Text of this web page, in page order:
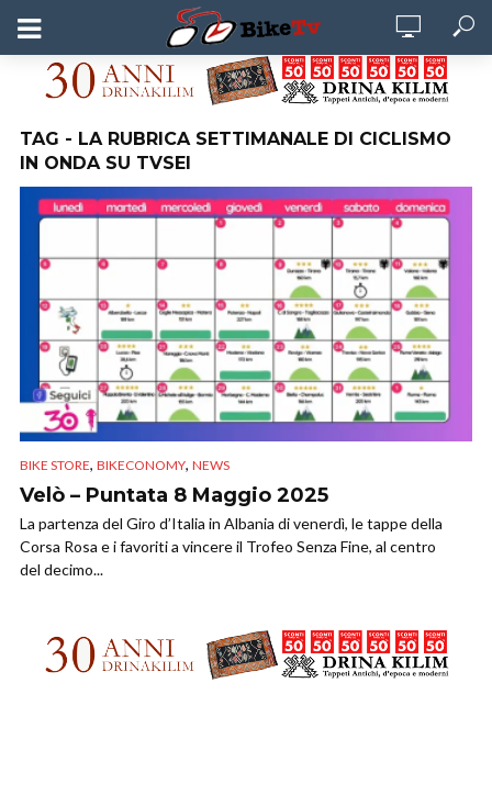
TAG - LA RUBRICA SETTIMANALE DI CICLISMO
IN ONDA SU TVSEI
BIKE STORE, BIKECONOMY, NEWS
Velò – Puntata 8 Maggio 2025
La partenza del Giro d’Italia in Albania di venerdì, le tappe della
Corsa Rosa e i favoriti a vincere il Trofeo Senza Fine, al centro
del decimo...